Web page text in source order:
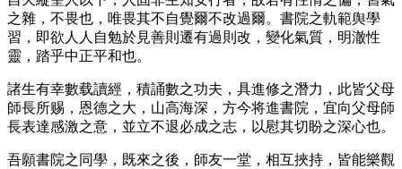
之雜，不畏也，唯畏其不自覺爾不改過爾。書院之軌範舆學
習，即欲人人自勉於見善則遷有過則改，變化氣質，明澈性
靈，踏乎中正平和也。
諸生有幸數载讀經，積誦數之功夫，具進修之潛力，此皆父母
師長所赐，恩德之大，山高海深，方今将進書院，宜向父母師
長表達感激之意，並立不退必成之志，以慰其切盼之深心也。
吾願書院之同學，既來之後，師友一堂，相互挾持，皆能樂觀